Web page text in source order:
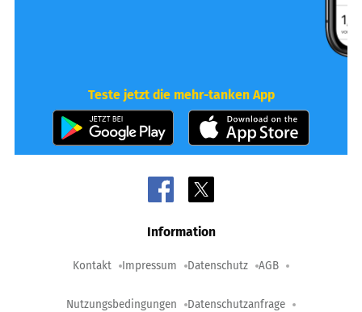
Teste jetzt die mehr-tanken App
Information
Kontakt Impressum Datenschutz AGB
Nutzungsbedingungen Datenschutzanfrage